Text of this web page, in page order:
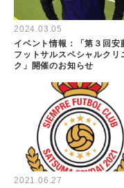
2024.03.05
イベント情報：「第３回安
フットサルスペシャルクリ
ク」開催のお知らせ
2021.06.27